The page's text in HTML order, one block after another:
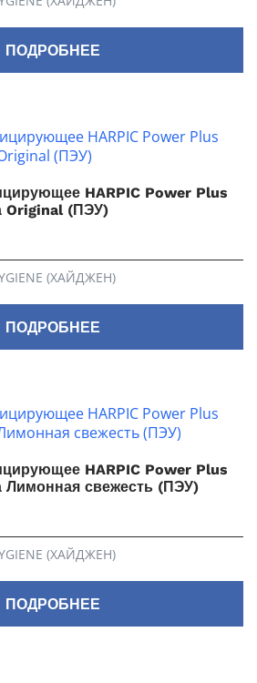
ПОДРОБНЕЕ
HARPIC Power Plus
Original (ПЭУ)
(ХАЙДЖЕН)
ПОДРОБНЕЕ
HARPIC Power Plus
Лимонная свежесть (ПЭУ)
(ХАЙДЖЕН)
ПОДРОБНЕЕ